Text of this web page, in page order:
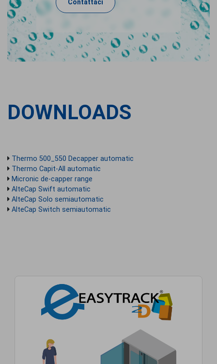
Contattaci
DOWNLOADS
Thermo 500_550 Decapper automatic
Thermo Capit-All automatic
Micronic de-capper range
AlteCap Swift automatic
AlteCap Solo semiautomatic
AlteCap Switch semiautomatic